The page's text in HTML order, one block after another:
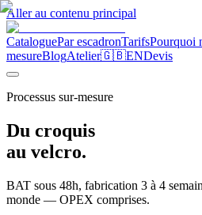
Aller au contenu principal
CataloguePar escadronTarifsPourquoi
mesureBlogAtelier🇬🇧ENDevis
Processus sur-mesure
Du croquis
au velcro.
BAT sous 48h, fabrication 3 à 4
monde — OPEX comprises.